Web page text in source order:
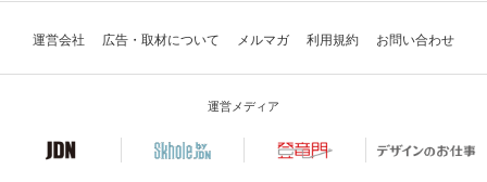
運営会社 広告・取材について メルマガ 利用規約 お問い合わせ
運営メディア